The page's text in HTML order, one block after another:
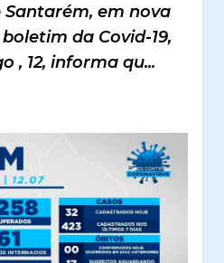
em nova
da Covid-19,
, 12, informa qu...